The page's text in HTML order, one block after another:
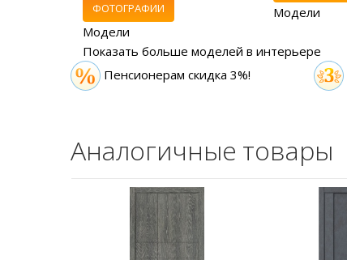
ФОТОГРАФИИ
Модели
Модели
Показать больше моделей в интерьере
Пенсионерам скидка 3%!
Аналогичные товары